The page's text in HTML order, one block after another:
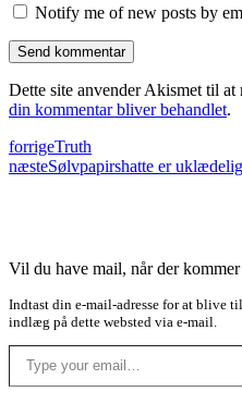
Notify me of new posts by
Dette site anvender Akismet til at
din kommentar bliver behandlet.
forrigeTruth
næsteSølvpapirshatte er
Vil du have mail, når der
Indtast din e-mail-adresse for at blive
indlæg på dette websted via e-mail.
Type your email…